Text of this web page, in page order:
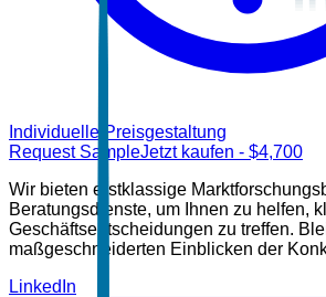
Individuelle Preisgestaltung
Request SampleJetzt kaufen - $4,700
Wir bieten erstklassige
Beratungsdienste, um Ihnen zu helfen,
Geschäftsentscheidungen zu treffen.
maßgeschneiderten Einblicken der
LinkedIn